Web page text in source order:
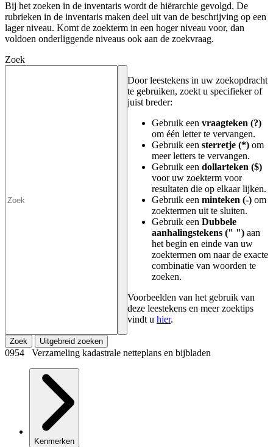
Bij het zoeken in de inventaris wordt de hiërarchie gevolgd. De
rubrieken in de inventaris maken deel uit van de beschrijving op een
lager niveau. Komt de zoekterm in een hoger niveau voor, dan
voldoen onderliggende niveaus ook aan de zoekvraag.
Zoek
Door leestekens in uw zoekopdracht
te gebruiken, zoekt u specifieker of
juist breder:
Gebruik een vraagteken (?)
om één letter te vervangen.
Gebruik een sterretje (*) om
meer letters te vervangen.
Gebruik een dollarteken ($)
voor uw zoekterm voor
resultaten die op elkaar lijken.
Gebruik een minteken (-) om
zoektermen uit te sluiten.
Gebruik een Dubbele
aanhalingstekens (" ") aan
het begin en einde van uw
zoektermen om naar de exacte
combinatie van woorden te
zoeken.
Voorbeelden van het gebruik van
deze leestekens en meer zoektips
vindt u hier.
Zoek Uitgebreid zoeken
0954 Verzameling kadastrale netteplans en bijbladen
Kenmerken